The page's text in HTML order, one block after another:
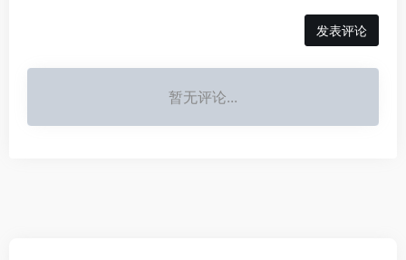
发表评论
暂无评论...